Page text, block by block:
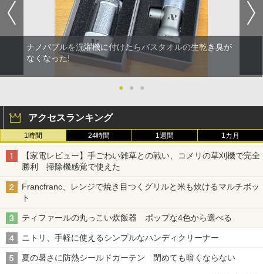
ナノバブルを洗濯機に付けたらバスタオルの生乾き臭が
なくなった!
● ● ●
アクセスランキング
1時間 24時間 1週間 1カ月
【家電レビュー】手ごわい雑草との戦い、コメリの草刈機で完全
勝利 掃除機感覚で使えた
Francfranc、レンジで焼き目つくグリルと米も炊けるマルチポッ
ト
ティファールの丸っこい炊飯器 ポップな4色から選べる
ニトリ、手軽に使えるシンプルなハンディクリーナー
夏の暑さに防熱シールドカーテン 閉めても暗くならない